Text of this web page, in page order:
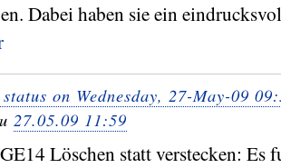
Dabei haben sie ein
on Wednesday, 27-May-09
27.05.09 11:59
Löschen statt verstecken: Es